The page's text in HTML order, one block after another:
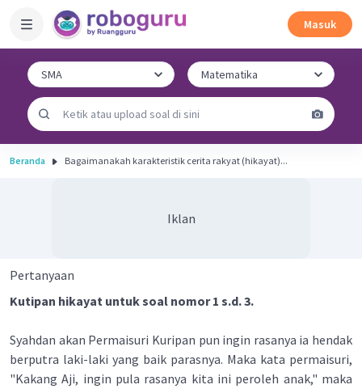
Masuk
Beranda Bagaimanakah karakteristik cerita rakyat (hikayat)...
Iklan
Pertanyaan
Kutipan hikayat untuk soal nomor 1 s.d. 3.
Syahdan akan Permaisuri Kuripan pun ingin rasanya ia hendak
berputra laki-laki yang baik parasnya. Maka kata permaisuri,
"Kakang Aji, ingin pula rasanya kita ini peroleh anak," maka